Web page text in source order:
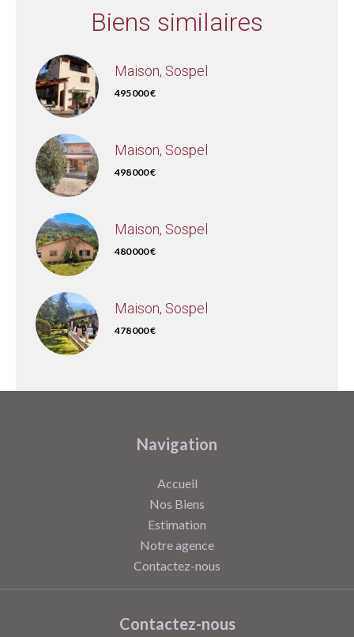
Biens similaires
Maison, Sospel
495 000 €
Maison, Sospel
498 000 €
Maison, Sospel
480 000 €
Maison, Sospel
478 000 €
Navigation
Accueil
Nos Biens
Estimation
Notre agence
Contactez-nous
Contactez-nous